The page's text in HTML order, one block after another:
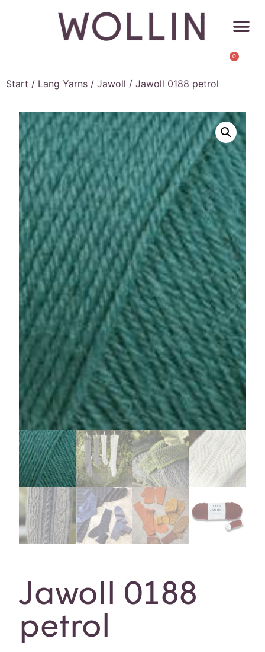
0
Start / Lang Yarns / Jawoll / Jawoll 0188 petrol
Jawoll 0188
petrol